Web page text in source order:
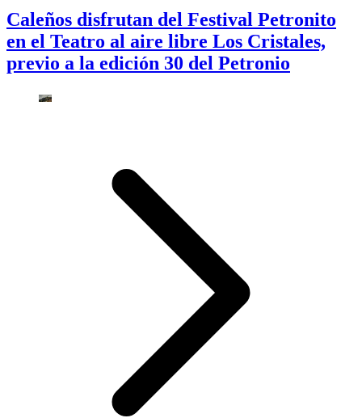
Caleños disfrutan del Festival Petronito
en el Teatro al aire libre Los Cristales,
previo a la edición 30 del Petronio